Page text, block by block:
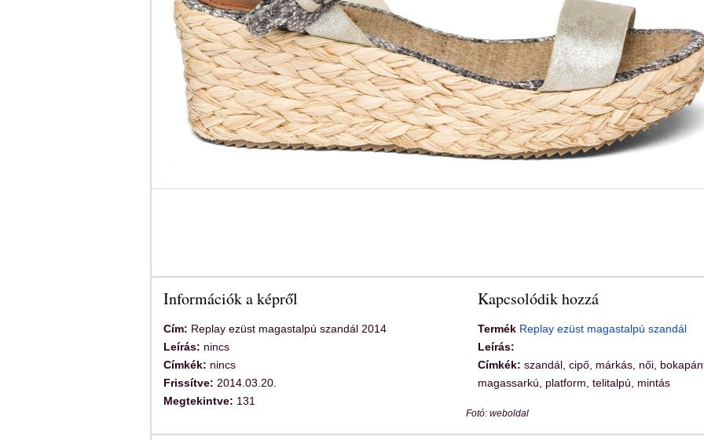
Információk a képről
Cím: Replay ezüst magastalpú szandál 2014
Leírás: nincs
Címkék: nincs
Frissítve: 2014.03.20.
Megtekintve: 131
Kapcsolódik hozzá
Termék Replay ezüst magastalpú szandál
Leírás:
Címkék: szandál, cipő, márkás, női,
magassarkú, platform, telitalpú, mintás
Fotó: weboldal